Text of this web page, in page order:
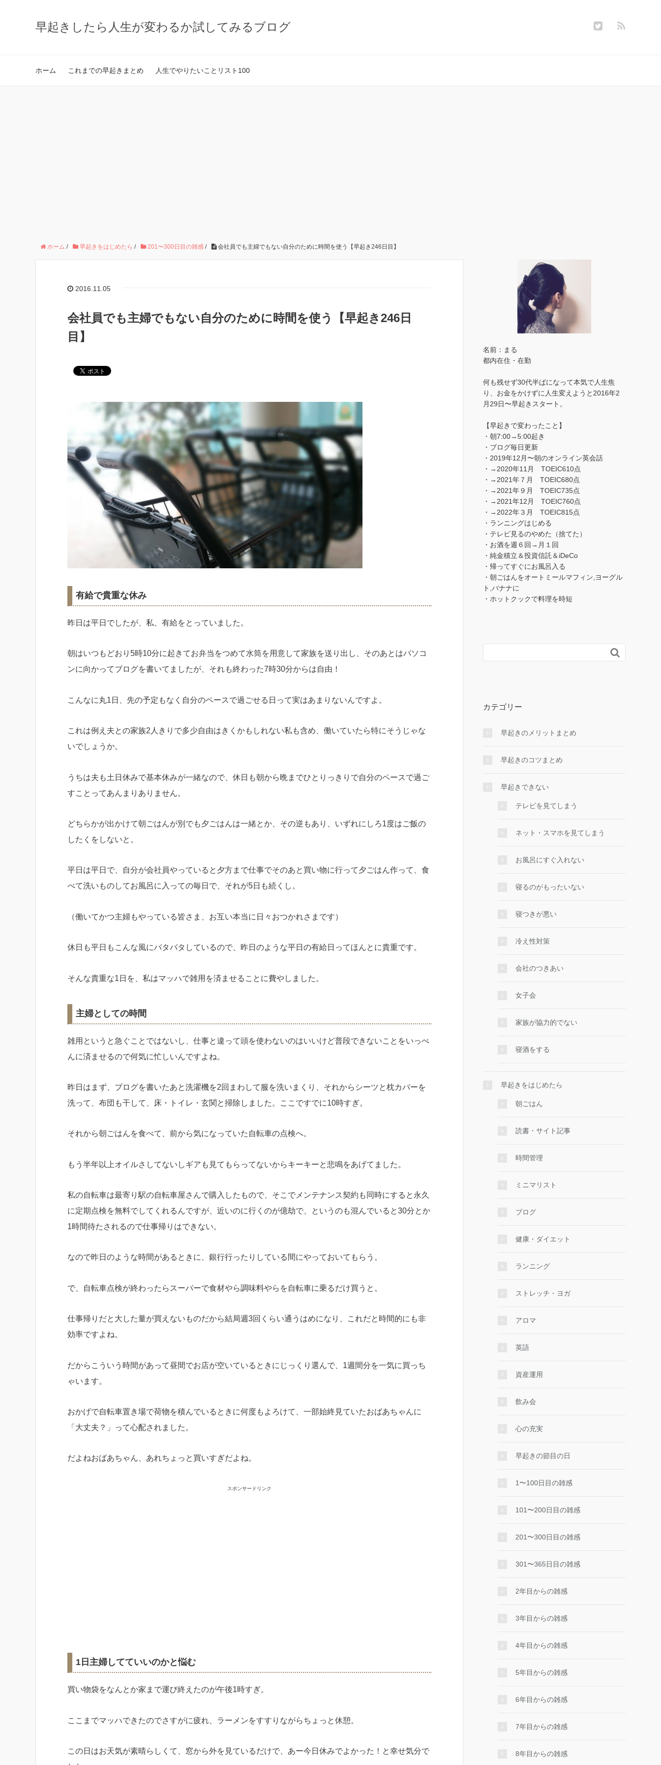
早起きしたら人生が変わるか試してみるブログ
ホーム これまでの早起きまとめ 人生でやりたいことリスト100
ホーム / 早起きをはじめたら / 201〜300日目の雑感 / 会社員でも主婦でもない自分のために時間を使う【早起き246日目】
2016.11.05
会社員でも主婦でもない自分のために時間を使う【早起き246日
目】
有給で貴重な休み
昨日は平日でしたが、私、有給をとっていました。
朝はいつもどおり5時10分に起きてお弁当をつめて水筒を用意して家族を送り出し、そのあとはパソコ
ンに向かってブログを書いてましたが、それも終わった7時30分からは自由！
こんなに丸1日、先の予定もなく自分のペースで過ごせる日って実はあまりないんですよ。
これは例え夫との家族2人きりで多少自由はきくかもしれない私も含め、働いていたら特にそうじゃな
いでしょうか。
うちは夫も土日休みで基本休みが一緒なので、休日も朝から晩までひとりっきりで自分のペースで過ご
すことってあんまりありません。
どちらかが出かけて朝ごはんが別でも夕ごはんは一緒とか、その逆もあり、いずれにしろ1度はご飯の
したくをしないと。
平日は平日で、自分が会社員やっていると夕方まで仕事でそのあと買い物に行って夕ごはん作って、食
べて洗いものしてお風呂に入っての毎日で、それが5日も続くし。
（働いてかつ主婦もやっている皆さま、お互い本当に日々おつかれさまです）
休日も平日もこんな風にバタバタしているので、昨日のような平日の有給日ってほんとに貴重です。
そんな貴重な1日を、私はマッハで雑用を済ませることに費やしました。
主婦としての時間
雑用というと急ぐことではないし、仕事と違って頭を使わないのはいいけど普段できないことをいっぺ
んに済ませるので何気に忙しいんですよね。
昨日はまず、ブログを書いたあと洗濯機を2回まわして服を洗いまくり、それからシーツと枕カバーを
洗って、布団も干して、床・トイレ・玄関と掃除しました。ここですでに10時すぎ。
それから朝ごはんを食べて、前から気になっていた自転車の点検へ。
もう半年以上オイルさしてないしギアも見てもらってないからキーキーと悲鳴をあげてました。
私の自転車は最寄り駅の自転車屋さんで購入したもので、そこでメンテナンス契約も同時にすると永久
に定期点検を無料でしてくれるんですが、近いのに行くのが億劫で、というのも混んでいると30分とか
1時間待たされるので仕事帰りはできない。
なので昨日のような時間があるときに、銀行行ったりしている間にやっておいてもらう。
で、自転車点検が終わったらスーパーで食材やら調味料やらを自転車に乗るだけ買うと。
仕事帰りだと大した量が買えないものだから結局週3回くらい通うはめになり、これだと時間的にも非
効率ですよね。
だからこういう時間があって昼間でお店が空いているときにじっくり選んで、1週間分を一気に買っち
ゃいます。
おかげで自転車置き場で荷物を積んでいるときに何度もよろけて、一部始終見ていたおばあちゃんに
「大丈夫？」って心配されました。
だよねおばあちゃん、あれちょっと買いすぎだよね。
スポンサードリンク
1日主婦してていいのかと悩む
買い物袋をなんとか家まで運び終えたのが午後1時すぎ。
ここまでマッハできたのでさすがに疲れ、ラーメンをすすりながらちょっと休憩。
この日はお天気が素晴らしくて、窓から外を見ているだけで、あー今日休みでよかった！と幸せ気分で
名前：まる
都内在住・在勤
何も残せず30代半ばになって本気で人生焦
り、お金をかけずに人生変えようと2016年2
月29日〜早起きスタート。
【早起きで変わったこと】
・朝7:00→5:00起き
・ブログ毎日更新
・2019年12月〜朝のオンライン英会話
・→2020年11月 TOEIC610点
・→2021年７月 TOEIC680点
・→2021年９月 TOEIC735点
・→2021年12月 TOEIC760点
・→2022年３月 TOEIC815点
・ランニングはじめる
・テレビ見るのやめた（捨てた）
・お酒を週６回→月１回
・純金積立＆投資信託＆iDeCo
・帰ってすぐにお風呂入る
・朝ごはんをオートミールマフィン,ヨーグル
ト,バナナに
・ホットクックで料理を時短

カテゴリー
早起きのメリットまとめ
早起きのコツまとめ
早起きできない
テレビを見てしまう
ネット・スマホを見てしまう
お風呂にすぐ入れない
寝るのがもったいない
寝つきが悪い
冷え性対策
会社のつきあい
女子会
家族が協力的でない
寝酒をする
早起きをはじめたら
朝ごはん
読書・サイト記事
時間管理
ミニマリスト
ブログ
健康・ダイエット
ランニング
ストレッチ・ヨガ
アロマ
英語
資産運用
飲み会
心の充実
早起きの節目の日
1〜100日目の雑感
101〜200日目の雑感
201〜300日目の雑感
301〜365日目の雑感
2年目からの雑感
3年目からの雑感
4年目からの雑感
5年目からの雑感
6年目からの雑感
7年目からの雑感
8年目からの雑感